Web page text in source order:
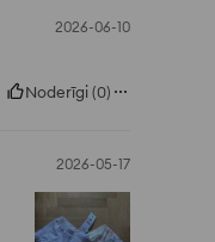
2026-06-10
Noderīgi(0)
2026-05-17